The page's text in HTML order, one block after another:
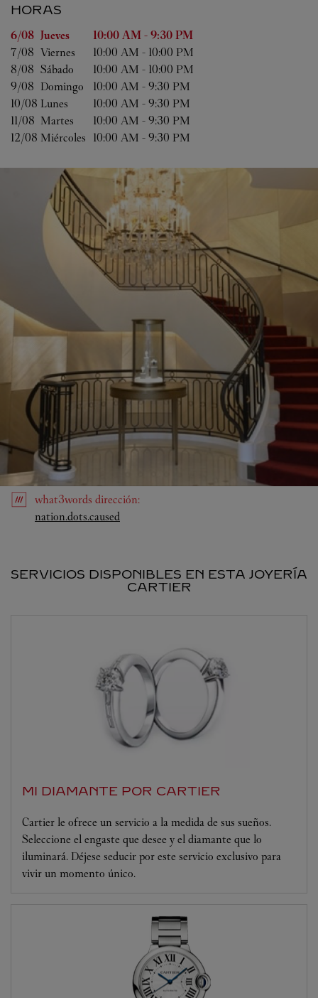
HORAS
Día de la semana Horas
6/08 Jueves 10:00 AM - 9:30 PM
7/08 Viernes 10:00 AM - 10:00 PM
8/08 Sábado 10:00 AM - 10:00 PM
9/08 Domingo 10:00 AM - 9:30 PM
10/08 Lunes 10:00 AM - 9:30 PM
11/08 Martes 10:00 AM - 9:30 PM
12/08 Miércoles 10:00 AM - 9:30 PM
what3words dirección:
nation.dots.caused
SERVICIOS DISPONIBLES EN ESTA JOYERÍA
CARTIER
MI DIAMANTE POR CARTIER
Cartier le ofrece un servicio a la medida de sus sueños.
Seleccione el engaste que desee y el diamante que lo
iluminará. Déjese seducir por este servicio exclusivo para
vivir un momento único.